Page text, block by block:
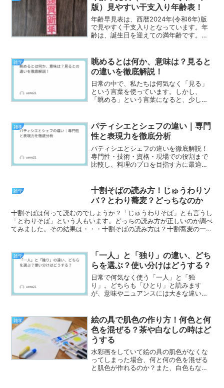
版）見やすい干支入り年齢表！
年齢早見表は、西暦2024年(令和6年)版
で見やすく干支入りとなっています。年
齢は、誕生日を迎えての満年齢です。誕
日、平成31年は4月30日までです。西
暦...
雑学
眺めるとは何か、意味は？見ると
の違いを徹底解説！
日常の中で、私たちは何気なく「見る」
という言葉を使っています。しかし、
「眺める」という言葉になると、少し雰
こか静かで、感情を含んだ響きがありま
す。たとえば——「テレビ...
雑学
パティシエとシェフの違い｜専門
性と表現力を徹底分析
パティシエとシェフの違いを徹底解説！
専門性・技術・資格・現場での役割まで
比較し、料理のプロを目指す方に最適の
雑学
十割そばの読み方！じゅうわりソ
バ？とわり蕎麦？どっちなのか
十割そばは何って読むのでしょうか？「じゅうわりそば」とも言うし
「とわりそば」という人もいます。どっちの読み方が正しいのか調べ
てみました。その結果は・・・十割そばの読み方は？十割蕎麦の一般
雑学
「一人」と「独り」の違い、どち
らを選ぶ？使い分けはどうする？
日常で何気なく使う「一人」と「独
り」。どちらも「ひとり」と読みます
が、意味やニュアンスには大きな違いが
く解説し、例文や日常シーンを交えて理
解を深めます。「一人」と「独り...
雑学
絵の具で肌色の作り方！何色と何
色を混ぜる？茶や白なしの時はど
うする
水彩画をしていて絵の具の肌色がなくな
ってしまった場合、何と何の色を混ぜる
と肌色が作れるのか？また、白色もない